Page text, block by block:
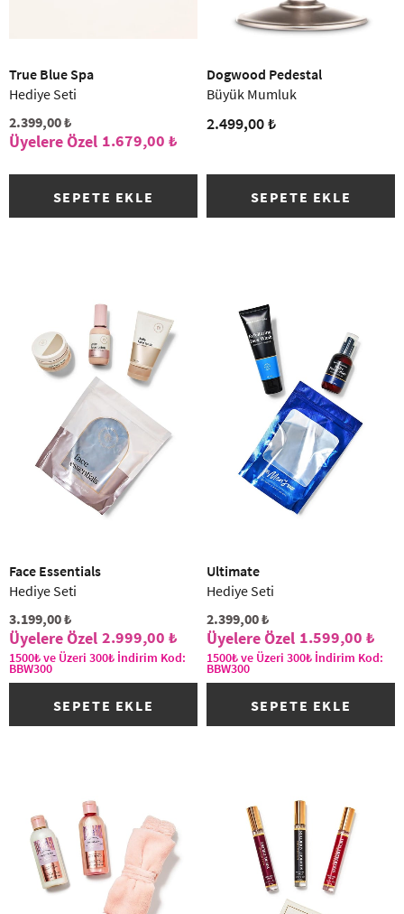
True Blue Spa
Hediye Seti
2.399,00 ₺
1.679,00 ₺
SEPETE EKLE
Dogwood Pedestal
Büyük Mumluk
2.499,00 ₺
SEPETE EKLE
Face Essentials
Hediye Seti
3.199,00 ₺
2.999,00 ₺
1500₺ ve Üzeri 300₺ İndirim Kod:
BBW300
SEPETE EKLE
Ultimate
Hediye Seti
2.399,00 ₺
1.599,00 ₺
1500₺ ve Üzeri 300₺ İndirim Kod:
BBW300
SEPETE EKLE